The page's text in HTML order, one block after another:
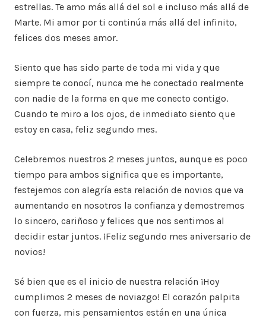
estrellas. Te amo más allá del sol e incluso más allá de
Marte. Mi amor por ti continúa más allá del infinito,
felices dos meses amor.
Siento que has sido parte de toda mi vida y que
siempre te conocí, nunca me he conectado realmente
con nadie de la forma en que me conecto contigo.
Cuando te miro a los ojos, de inmediato siento que
estoy en casa, feliz segundo mes.
Celebremos nuestros 2 meses juntos, aunque es poco
tiempo para ambos significa que es importante,
festejemos con alegría esta relación de novios que va
aumentando en nosotros la confianza y demostremos
lo sincero, cariñoso y felices que nos sentimos al
decidir estar juntos. ¡Feliz segundo mes aniversario de
novios!
Sé bien que es el inicio de nuestra relación ¡Hoy
cumplimos 2 meses de noviazgo! El corazón palpita
con fuerza, mis pensamientos están en una única